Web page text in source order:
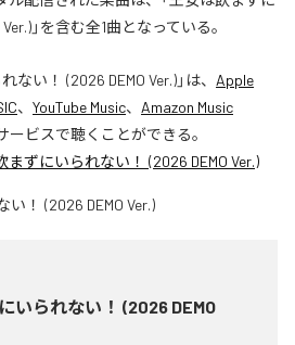
」を含む全1曲となっている。
ない！ (2026 DEMO Ver.)」は、 Apple
、 YouTube Music、 Amazon Music
ービスで聴くことができる。
まずにいられない！ (2026 DEMO Ver.)
いられない！ (2026 DEMO